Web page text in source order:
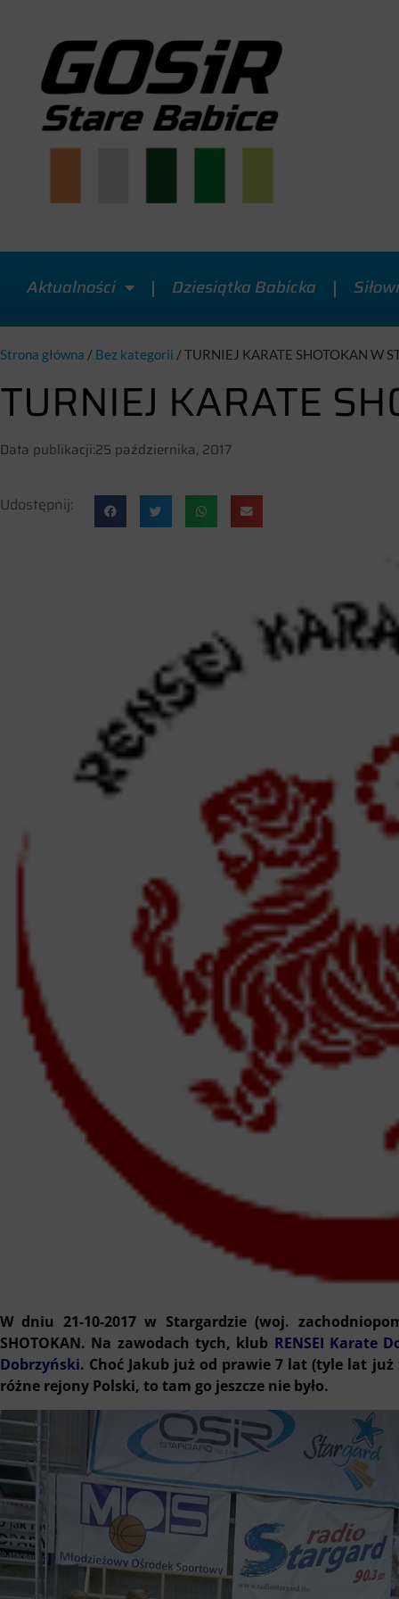
Aktualności Dziesiątka Babicka
Strona główna / Bez kategorii /TURNIEJ KARATE SHOTOKAN W
TURNIEJ KARATE
Data publikacji:25 października, 2017
Udostępnij:
W dniu 21-10-2017 w Stargardzie (woj.
SHOTOKAN. Na zawodach tych, klub RENSEI Karate
Dobrzyński. Choć Jakub już od prawie 7 lat (tyle lat
różne rejony Polski, to tam go jeszcze nie było.